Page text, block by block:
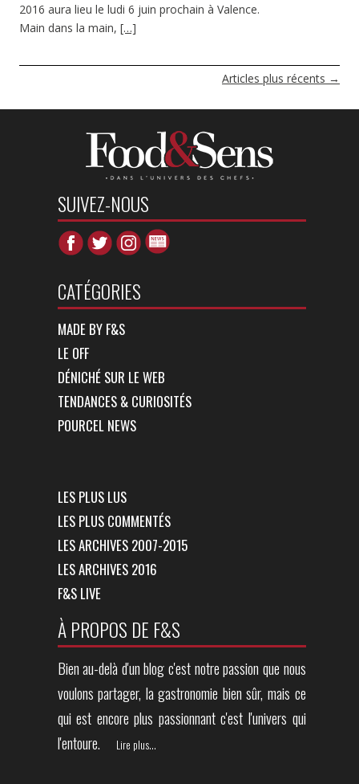
2016 aura lieu le ludi 6 juin prochain à Valence.
Main dans la main, […]
Articles plus récents →
SUIVEZ-NOUS
CATÉGORIES
MADE BY F&S
LE OFF
DÉNICHÉ SUR LE WEB
TENDANCES & CURIOSITÉS
POURCEL NEWS
LES PLUS LUS
LES PLUS COMMENTÉS
LES ARCHIVES 2007-2015
LES ARCHIVES 2016
F&S LIVE
À PROPOS DE F&S
Bien au-delà d'un blog c'est notre passion que nous
voulons partager, la gastronomie bien sûr, mais ce
qui est encore plus passionnant c'est l'univers qui
l'entoure.
Lire plus...